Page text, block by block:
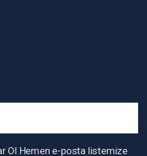
Ol Hemen e-posta listemize